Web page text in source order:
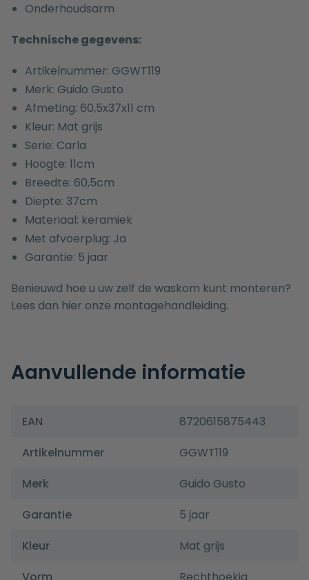
Onderhoudsarm
Technische gegevens:
Artikelnummer: GGWT119
Merk: Guido Gusto
Afmeting: 60,5x37x11 cm
Kleur: Mat grijs
Serie: Carla
Hoogte: 11cm
Breedte: 60,5cm
Diepte: 37cm
Materiaal: keramiek
Met afvoerplug: Ja
Garantie: 5 jaar
Benieuwd hoe u uw zelf de waskom kunt monteren?
Lees dan hier onze montagehandleiding.
Aanvullende informatie
EAN
8720615875443
Artikelnummer
GGWT119
Merk
Guido Gusto
Garantie
5 jaar
Kleur
Mat grijs